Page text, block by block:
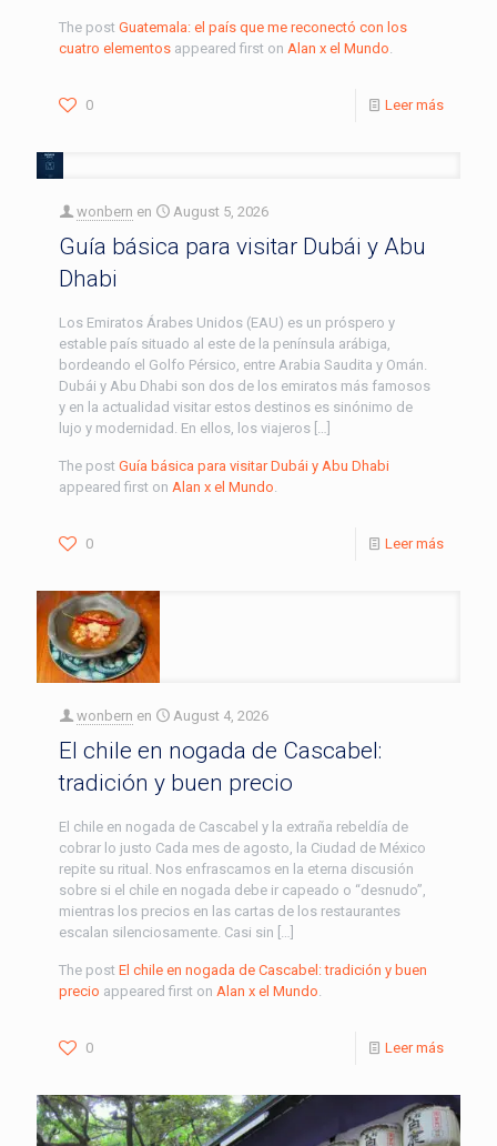
The post Guatemala: el país que me reconectó con los
cuatro elementos appeared first on Alan x el Mundo.
0 Leer más
wonbern en August 5, 2026
Guía básica para visitar Dubái y Abu
Dhabi
Los Emiratos Árabes Unidos (EAU) es un próspero y
estable país situado al este de la península arábiga,
bordeando el Golfo Pérsico, entre Arabia Saudita y Omán.
Dubái y Abu Dhabi son dos de los emiratos más famosos
y en la actualidad visitar estos destinos es sinónimo de
lujo y modernidad. En ellos, los viajeros […]
The post Guía básica para visitar Dubái y Abu Dhabi
appeared first on Alan x el Mundo.
0 Leer más
wonbern en August 4, 2026
El chile en nogada de Cascabel:
tradición y buen precio
El chile en nogada de Cascabel y la extraña rebeldía de
cobrar lo justo Cada mes de agosto, la Ciudad de México
repite su ritual. Nos enfrascamos en la eterna discusión
sobre si el chile en nogada debe ir capeado o “desnudo”,
mientras los precios en las cartas de los restaurantes
escalan silenciosamente. Casi sin […]
The post El chile en nogada de Cascabel: tradición y buen
precio appeared first on Alan x el Mundo.
0 Leer más